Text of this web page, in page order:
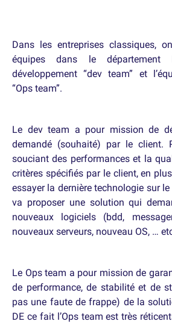
Dans les entreprises classiques,
équipes dans le
développement “dev team” et
“Ops team”.
Le dev team a pour mission de
demandé (souhaité) par le client.
souciant des performances et la
critères spécifiés par le client, en
essayer la dernière technologie sur
va proposer une solution qui
nouveaux logiciels (bdd,
nouveaux serveurs, nouveau OS, …
Le Ops team a pour mission de
de performance, de stabilité et de
pas une faute de frappe) de la
DE ce fait l’Ops team est très